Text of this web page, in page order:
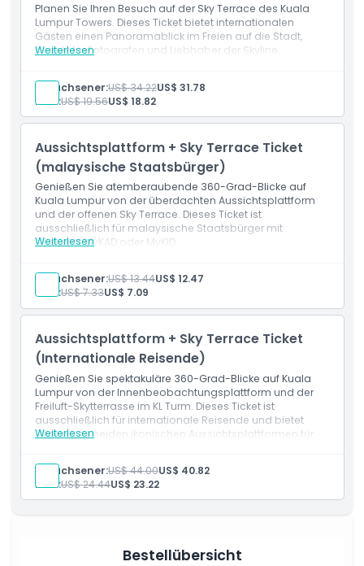
Planen Sie Ihren Besuch auf der Sky Terrace des Kuala
Lumpur Towers. Dieses Ticket bietet internationalen
Gästen einen Panoramablick im Freien auf die Stadt,
perfekt für Fotografen und Liebhaber der Skyline.
Weiterlesen
Erwachsener:US$ 34.22US$ 31.78
Kind:US$ 19.56US$ 18.82
Aussichtsplattform + Sky Terrace Ticket
(malaysische Staatsbürger)
Genießen Sie atemberaubende 360-Grad-Blicke auf
Kuala Lumpur von der überdachten Aussichtsplattform
und der offenen Sky Terrace. Dieses Ticket ist
ausschließlich für malaysische Staatsbürger mit
gültigem MyKAD oder MyKID.
Weiterlesen
Zugang zur überdachten Aussichtsplattform
Zugang zur offenen Sky Terrace
Gültig für malaysische Staatsbürger (nur für Inhaber
von MyKAD/MyKID)
Erwachsener:US$ 13.44US$ 12.47
Kind:US$ 7.33US$ 7.09
Aussichtsplattform + Sky Terrace Ticket
(Internationale Reisende)
Genießen Sie spektakuläre 360-Grad-Blicke auf Kuala
Lumpur von der Innenbeobachtungsplattform und der
Freiluft-Skytterrasse im KL Turm. Dieses Ticket ist
ausschließlich für internationale Reisende und bietet
Zugang zu beiden ikonischen Aussichtsplattformen für
Weiterlesen
Leistungen
Zugang zur Innenbeobachtungsplattform
Zugang zur Freiluft-Skytterrasse
Erwachsener:US$ 44.00US$ 40.82
Kind:US$ 24.44US$ 23.22
Bestellübersicht